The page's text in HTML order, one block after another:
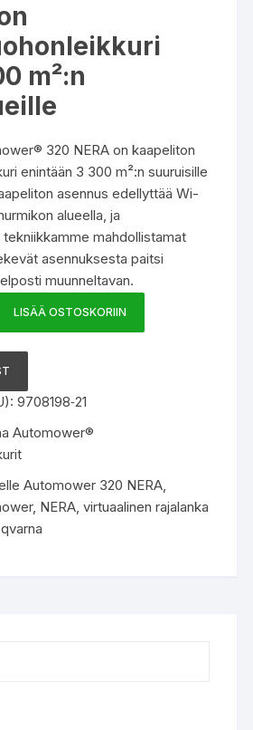
m²:n
320 NERA on kaapeliton
enintään 3 300 m²:n suuruisille
asennus edellyttää Wi-
alueella, ja
mahdollistamat
asennuksesta paitsi
muunneltavan.
LISÄÄ OSTOSKORIIN
9708198‑21
Automower®
Automower 320 NERA,
, NERA,virtuaalinen rajalanka